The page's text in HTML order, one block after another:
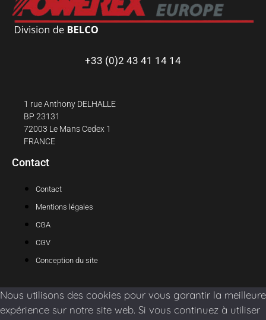
+33 (0)2 43 41 14 14
1 rue Anthony DELHALLE
BP 23131
72003 Le Mans Cedex 1
FRANCE
Contact
Contact
Mentions légales
CGA
CGV
Conception du site
Nous utilisons des cookies pour vous garantir la meilleure
expérience sur notre site web. Si vous continuez à utiliser